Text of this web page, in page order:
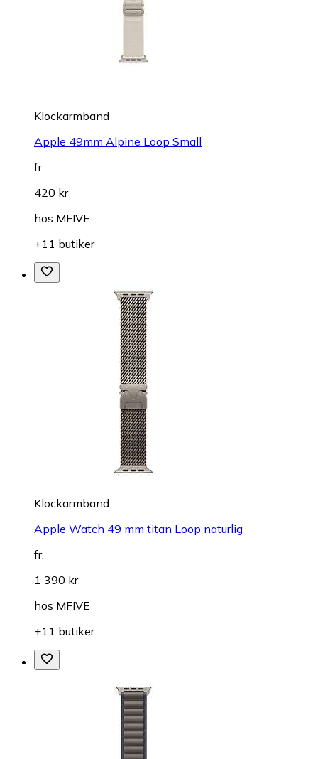
Klockarmband
Apple 49mm Alpine Loop Small
fr.
420 kr
hos MFIVE
+11 butiker
Klockarmband
Apple Watch 49 mm titan Loop naturlig
fr.
1 390 kr
hos MFIVE
+11 butiker